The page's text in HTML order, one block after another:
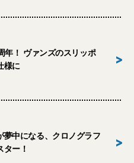
年！ ヴァンズのスリッポ
様に
>
夢中になる、クロノグラフ
ター！
>